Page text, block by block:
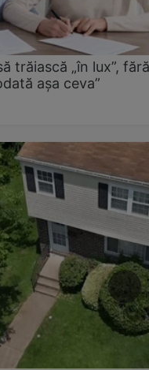
trăiască „în lux”, fără
așa ceva”